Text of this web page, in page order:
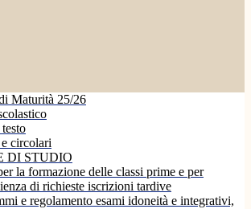
Maturità 25/26
circolari
DI STUDIO
la formazione delle classi prime e per
di richieste iscrizioni tardive
e regolamento esami idoneità e integrativi,